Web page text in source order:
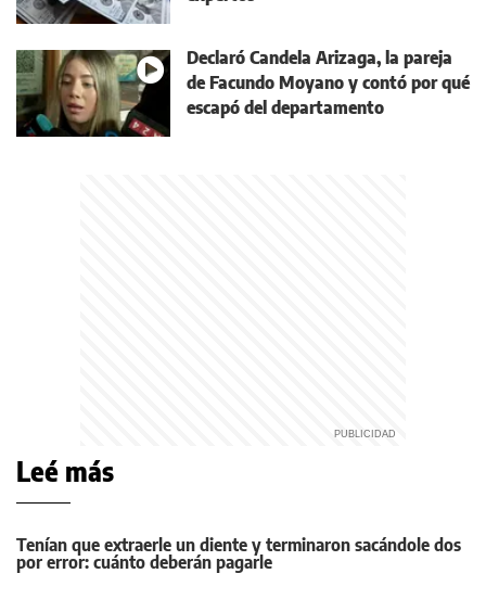
Declaró Candela Arizaga, la pareja
de Facundo Moyano y contó por qué
escapó del departamento
Leé más
Tenían que extraerle un diente y terminaron sacándole dos
por error: cuánto deberán pagarle